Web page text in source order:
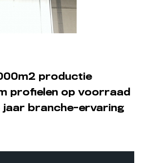
productie
profielen op voorraad
jaar branche-ervaring